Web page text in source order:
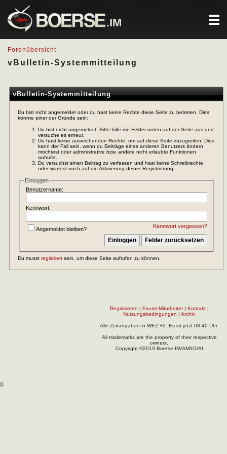
.IM
Forenübersicht
vBulletin-Systemmitteilung
vBulletin-Systemmitteilung
Du bist nicht angemeldet oder du hast keine Rechte diese Seite zu betreten. Dies
könnte einer der Gründe sein:
Du bist nicht angemeldet. Bitte fülle die Felder unten auf der Seite aus und
versuche es erneut.
Du hast keine ausreichenden Rechte, um auf diese Seite zuzugreifen. Dies
kann der Fall sein, wenn du Beiträge eines anderen Benutzers ändern
möchtest oder administrative bzw. andere nicht erlaubte Funktionen
aufrufst.
Du versuchst einen Beitrag zu verfassen und hast keine Schreibrechte
oder wartest noch auf die Aktivierung deiner Registrierung.
Einloggen
Benutzername:
Kennwort:
Kennwort vergessen?
Angemeldet bleiben?
Du musst registriert sein, um diese Seite aufrufen zu können.
Registrieren | Forum-Mitarbeiter| Kontakt|
Nutzungsbedingungen | Archiv
Alle Zeitangaben in WEZ +2. Es ist jetzt 03:40 Uhr.
All trademarks are the property of their respective
owners.
Copyright ©2019 Boerse.IM/AM/IO/AI
().